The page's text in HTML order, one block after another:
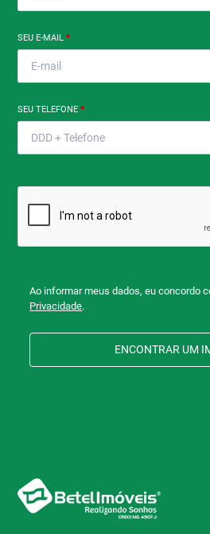
SEU E-MAIL*
SEU TELEFONE*
Ao informar meus dados, eu concordo
Privacidade.
ENCONTRAR UM